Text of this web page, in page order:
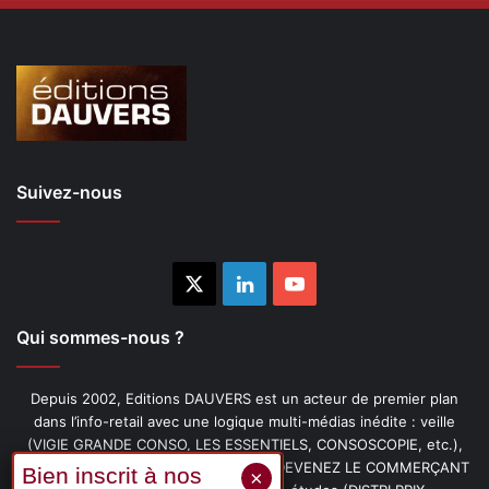
Suivez-nous
LinkedinYouTube
Qui sommes-nous ?
Depuis 2002, Editions DAUVERS est un acteur de premier plan
dans l’info-retail avec une logique multi-médias inédite : veille
(VIGIE GRANDE CONSO, LES ESSENTIELS, CONSOSCOPIE, etc.),
livres (PENSER-CLIENT, IMAGE-PRIX, DEVENEZ LE COMMERÇANT